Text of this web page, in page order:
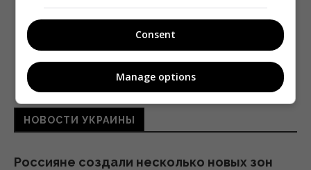
ДО КОНЦА ОЦЕНИЛИ СУТЬ МОЕЙ ПЕРСОНЫ»
НОВОСТИ УКРАИНЫ
Россияне создали несколько новых зон
Consent
Manage options